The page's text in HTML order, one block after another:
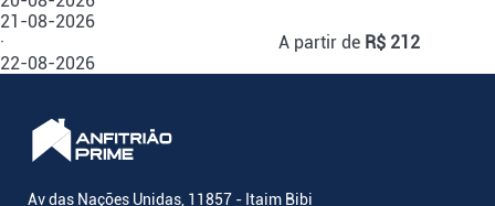
21-08-2026
·
22-08-2026
A partir de R$ 212
Av das Nações Unidas, 11857 - Itaim Bibi